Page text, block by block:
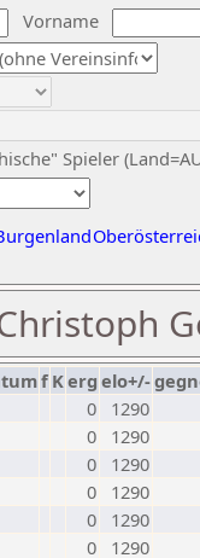
Vorname
Spieler
f Kerg elo+/-
0
1290
0
1290
0
1290
0
1290
0
1290
0
1290